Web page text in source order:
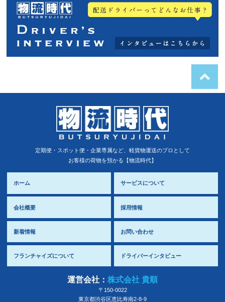
定期便・スポット便・企業専属など、軽貨物運送のプロとして
お客様の荷物を預かる【物流時代】
ホーム サービスについて
会社概要 採用情報
新着情報 お問い合わせ
フランチャイズについて ドライバーインタビュー
運営会社： 株式会社 貴順
〒150-0022
東京都渋谷区恵比寿南2-8-9